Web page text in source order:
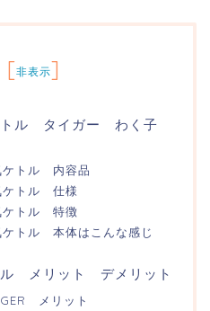
[非表示]
トル タイガー わく子
トル 内容品
トル 仕様
トル 特徴
トル 本体はこんな感じ
ル メリット デメリット
メリット